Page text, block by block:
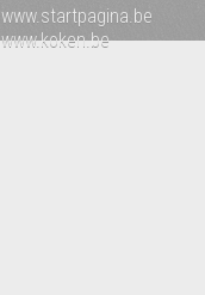
www.startpagina.be
www.koken.be